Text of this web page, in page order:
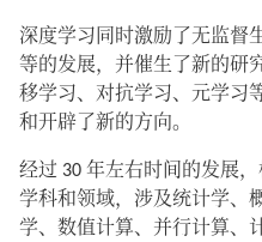
深度学习同时激励了无监督
等的发展，并催生了新的研
移学习、对抗学习、元学习
和开辟了新的方向。
经过 30 年左右时间的发展
学科和领域，涉及统计学、
学、数值计算、并行计算、